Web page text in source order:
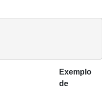
Exemplo
de